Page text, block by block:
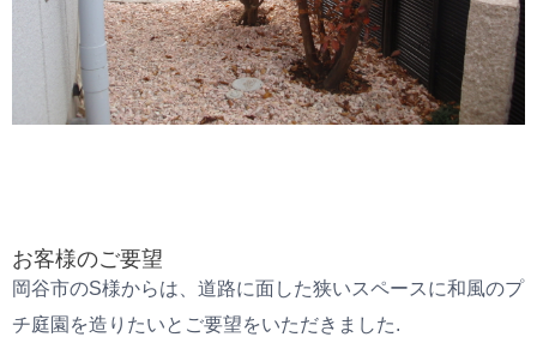
お客様のご要望
岡谷市のS様からは、道路に面した狭いスペースに和風のプ
チ庭園を造りたいとご要望をいただきました.